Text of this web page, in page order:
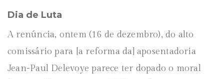
Dia de Luta
A renúncia, ontem (16 de dezembro), do alto
comissário para [a reforma da] aposentadoria
Jean-Paul Delevoye parece ter dopado o moral